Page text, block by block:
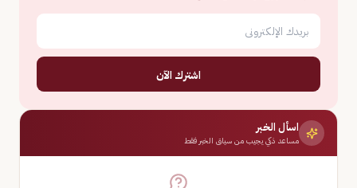
اشترك الآن
اسأل الخبر
مساعد ذكي يجيب من سياق الخبر فقط